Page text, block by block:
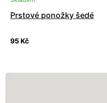
Prstové ponožky šedé
95 Kč